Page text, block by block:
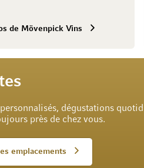
de Mövenpick Vins
dégustations
près de chez vous.
emplacements